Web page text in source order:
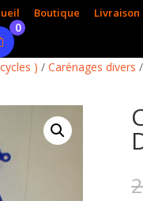
Boutique Livraison
0
) / Carénages divers /